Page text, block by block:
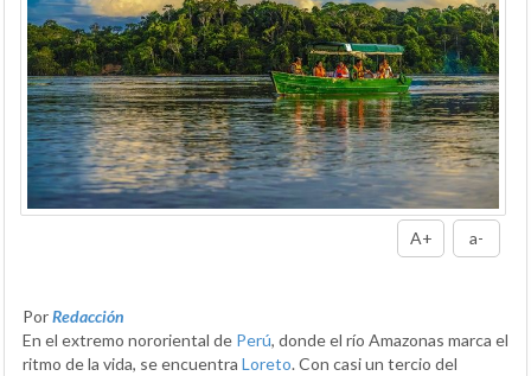
A+ a-
PorRedacción
En el extremo nororiental de Perú, donde el río Amazonas marca el
ritmo de la vida, se encuentra Loreto. Con casi un tercio del